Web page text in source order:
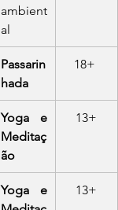
ambient
al
Passarin
hada
18+
Yoga e
Meditaç
ão
13+
Yoga e
13+